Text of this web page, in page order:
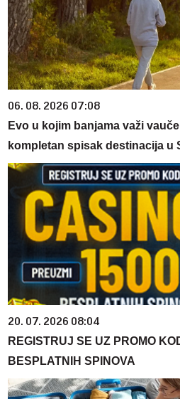
06. 08. 2026 07:08
Evo u kojim banjama važi
kompletan spisak destinacija u
20. 07. 2026 08:04
REGISTRUJ SE UZ PROMO
BESPLATNIH SPINOVA